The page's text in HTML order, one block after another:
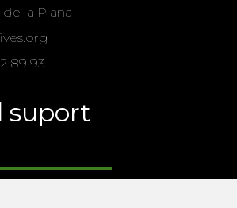
de la Plana
89 93
suport